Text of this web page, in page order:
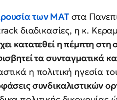
των ΜΑΤστα
διαδικασίες, η κ.
κατατεθεί η πέμπτη
τα συνταγματικά
η πολιτική ηγεσία
συνδικαλιστικών